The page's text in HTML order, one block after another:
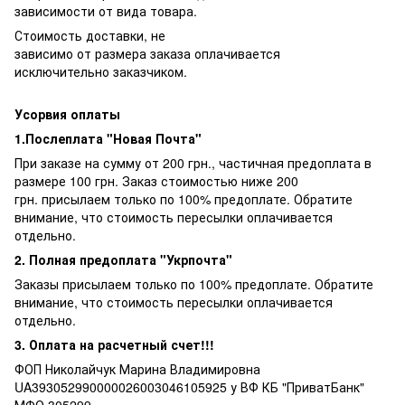
зависимости от вида товара.
Стоимость доставки, не
зависимо от размера заказа оплачивается
исключительно заказчиком.
Усорвия оплаты
1.Послеплата "Новая Почта"
При заказе на сумму от 200 грн., частичная предоплата в
размере 100 грн. Заказ стоимостью ниже 200
грн. присылаем только по 100% предоплате. Обратите
внимание, что стоимость пересылки оплачивается
отдельно.
2. Полная предоплата "Укрпочта"
Заказы присылаем только по 100% предоплате. Обратите
внимание, что стоимость пересылки оплачивается
отдельно.
3. Оплата на расчетный счет!!!
ФОП Николайчук Марина Владимировна
UA393052990000026003046105925 у ВФ КБ "ПриватБанк"